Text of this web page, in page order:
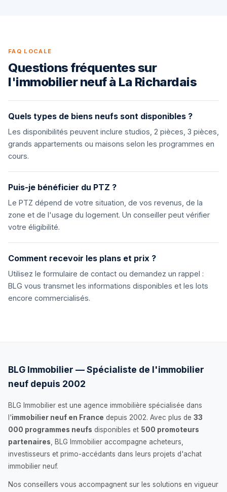
FAQ LOCALE
Questions fréquentes sur
l'immobilier neuf à La Richardais
Quels types de biens neufs sont disponibles ?
Les disponibilités peuvent inclure studios, 2 pièces, 3 pièces,
grands appartements ou maisons selon les programmes en
cours.
Puis-je bénéficier du PTZ ?
Le PTZ dépend de votre situation, de vos revenus, de la
zone et de l'usage du logement. Un conseiller peut vérifier
votre éligibilité.
Comment recevoir les plans et prix ?
Utilisez le formulaire de contact ou demandez un rappel :
BLG vous transmet les informations disponibles et les lots
encore commercialisés.
BLG Immobilier — Spécialiste de l'immobilier
neuf depuis 2002
BLG Immobilier est une agence immobilière spécialisée dans
l'immobilier neuf en France depuis 2002. Avec plus de 33
000 programmes neufs disponibles et 500 promoteurs
partenaires , BLG Immobilier accompagne acheteurs,
investisseurs et primo-accédants dans leurs projets d'achat
immobilier neuf.
Nos conseillers vous accompagnent sur les solutions en vigueur